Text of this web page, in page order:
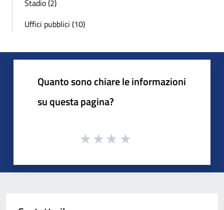
Stadio (2)
Uffici pubblici (10)
Quanto sono chiare le informazioni
su questa pagina?